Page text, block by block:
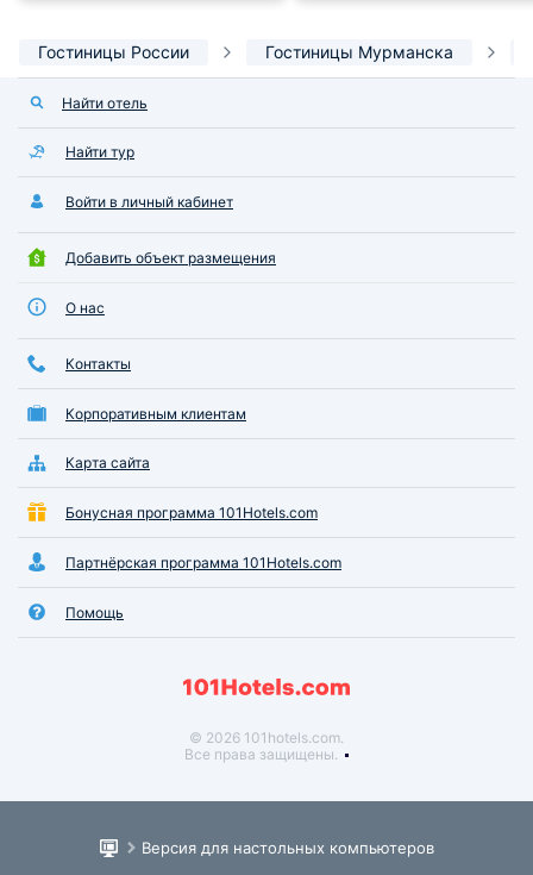
Гостиницы России Гостиницы Мурманска
Найти отель
Найти тур
Войти в личный кабинет
Добавить объект размещения
О нас
Контакты
Корпоративным клиентам
Карта сайта
Бонусная программа 101Hotels.com
Партнёрская программа 101Hotels.com
Помощь
© 2026 101hotels.com.
Все права защищены.
Версия для настольных компьютеров